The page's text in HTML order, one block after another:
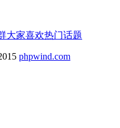
大家喜欢热门话题
phpwind.com